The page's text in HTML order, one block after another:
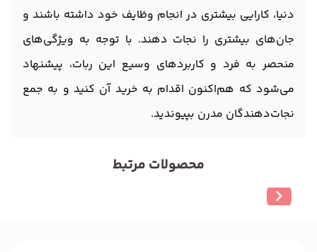
دنیا، کارایی بیشتری در انجام وظایف خود داشته باشند و
جان‌های بیشتری را نجات دهند. با توجه به ویژگی‌های
منحصر به فرد و کاربردهای وسیع این ربات، پیشنهاد
می‌شود که هم‌اکنون اقدام به خرید آن کنید و به جمع
نجات‌دهندگان مدرن بپیوندید.
محصولات مرتبط